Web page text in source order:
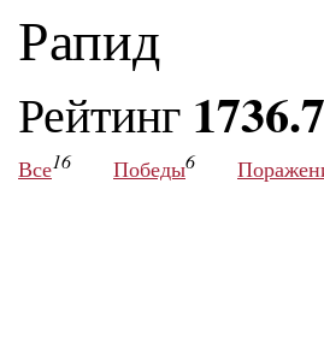
Рапид
Рейтинг
Все16 Победы6